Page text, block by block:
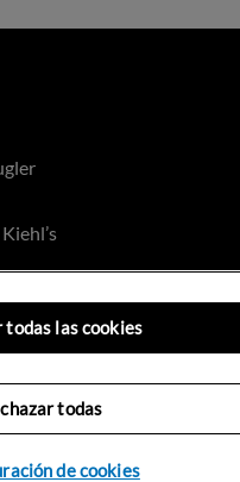
Kiehl’s
IT Cosemtics
de cookies
todas
todas las cookies